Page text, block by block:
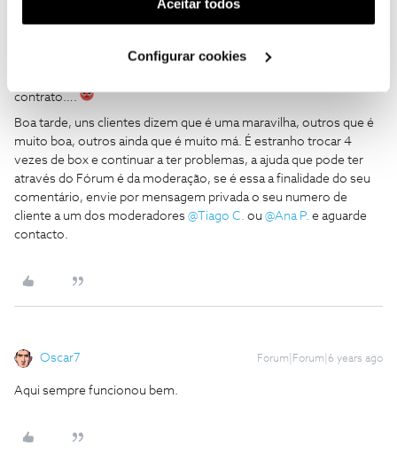
utilização dos cookies clicando em "Configurar
Aceitar todos
Configurar cookies
de não ter qualidade 4 K , quando a ligo fica o ecran da TV sempre
azulado, para que ela volte ao normal tenho que a desligar da
Ah! e como a box aquece muito quase que dá para fritar um ovo
contrato….
Boa tarde, uns clientes dizem que é uma maravilha, outros que é
muito boa, outros ainda que é muito má. É estranho trocar 4
vezes de box e continuar a ter problemas, a ajuda que pode ter
através do Fórum é da moderação, se é essa a finalidade do seu
comentário, envie por mensagem privada o seu numero de
cliente a um dos moderadores @Tiago C. ou @Ana P. e aguarde
contacto.
Oscar7 Forum|Forum|6 years ago
Aqui sempre funcionou bem.